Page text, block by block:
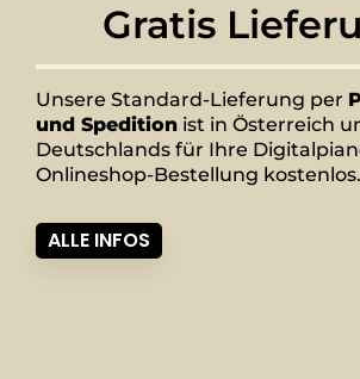
Gratis
Unsere Standard-Lieferung per
und Spedition ist in Österreich
Deutschlands für Ihre
Onlineshop-Bestellung kostenlos.
ALLE INFOS